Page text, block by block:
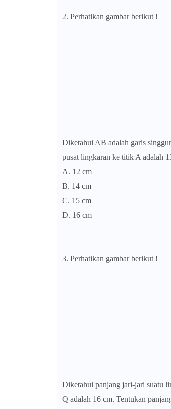
2. Perhatikan gambar berikut !
Diketahui AB adalah garis
pusat lingkaran ke titik A adalah
A. 12 cm
B. 14 cm
C. 15 cm
D. 16 cm
3. Perhatikan gambar berikut !
Diketahui panjang jari-jari suatu
Q adalah 16 cm. Tentukan